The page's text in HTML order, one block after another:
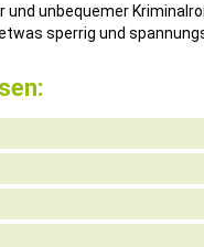
unbequemer
sperrig und